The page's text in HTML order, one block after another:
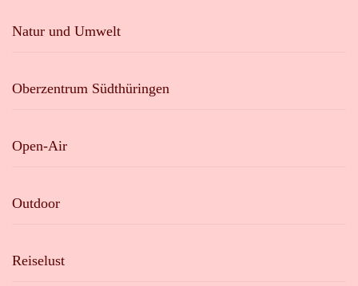
Natur und Umwelt
Oberzentrum Südthüringen
Open-Air
Outdoor
Reiselust